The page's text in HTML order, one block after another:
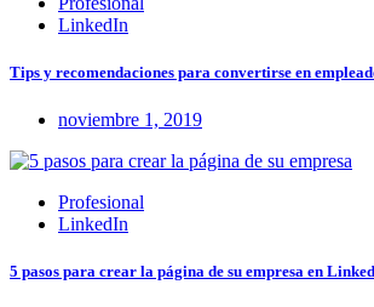
LinkedIn
Tips y recomendaciones para convertirse en
noviembre 1, 2019
Profesional
LinkedIn
5 pasos para crear la página de su empresa en